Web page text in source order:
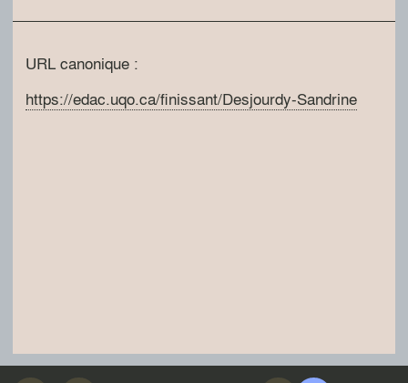
URL canonique :
https://edac.uqo.ca/finissant/Desjourdy-Sandrine